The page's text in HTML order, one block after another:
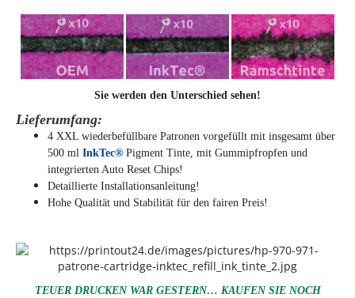
Sie werden den Unterschied sehen!
Lieferumfang:
4 XXL wiederbefüllbare Patronen vorgefüllt mit insgesamt über
500 ml InkTec® Pigment Tinte, mit Gummipfropfen und
integrierten Auto Reset Chips!
Detaillierte Installationsanleitung!
Hohe Qualität und Stabilität für den fairen Preis!
TEUER DRUCKEN WAR GESTERN… KAUFEN SIE NOCH